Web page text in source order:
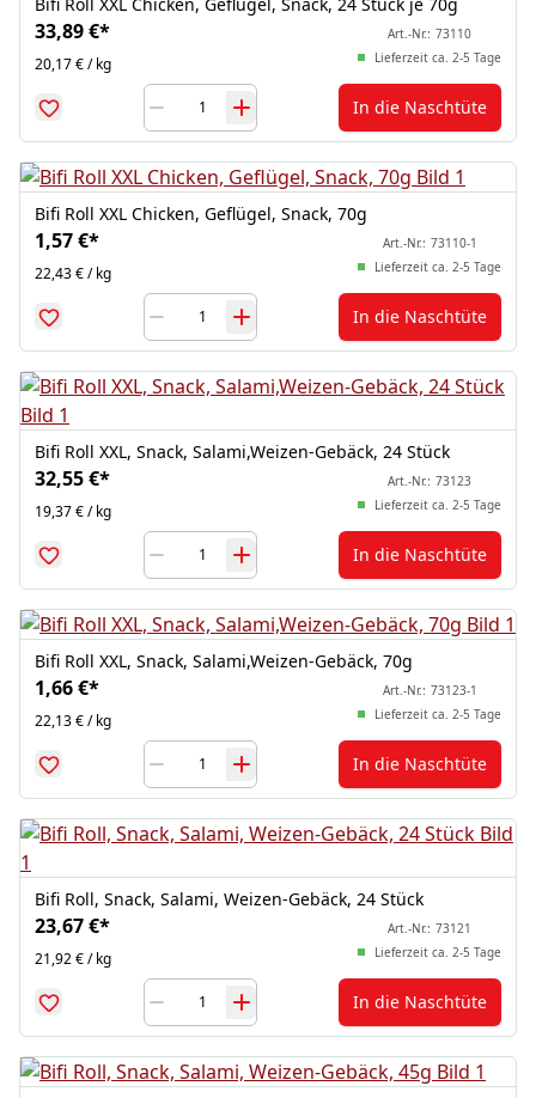
33,89 €*
20,17 € / kg
Art.-Nr.: 73110
Lieferzeit ca. 2-5 Tage
In die Naschtüte
Bifi Roll XXL Chicken, Geflügel, Snack, 70g
1,57 €*
22,43 € / kg
Art.-Nr.: 73110-1
Lieferzeit ca. 2-5 Tage
In die Naschtüte
Bifi Roll XXL, Snack, Salami,Weizen-Gebäck, 24 Stück
32,55 €*
19,37 € / kg
Art.-Nr.: 73123
Lieferzeit ca. 2-5 Tage
In die Naschtüte
Bifi Roll XXL, Snack, Salami,Weizen-Gebäck, 70g
1,66 €*
22,13 € / kg
Art.-Nr.: 73123-1
Lieferzeit ca. 2-5 Tage
In die Naschtüte
Bifi Roll, Snack, Salami, Weizen-Gebäck, 24 Stück
23,67 €*
21,92 € / kg
Art.-Nr.: 73121
Lieferzeit ca. 2-5 Tage
In die Naschtüte